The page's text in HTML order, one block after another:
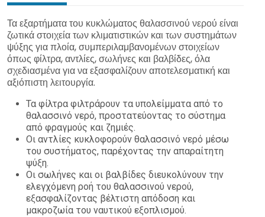
Τα εξαρτήματα του κυκλώματος θαλασσινού νερού είναι
ζωτικά στοιχεία των κλιματιστικών και των συστημάτων
ψύξης για πλοία, συμπεριλαμβανομένων στοιχείων
όπως φίλτρα, αντλίες, σωλήνες και βαλβίδες, όλα
σχεδιασμένα για να εξασφαλίζουν αποτελεσματική και
αξιόπιστη λειτουργία.
Τα φίλτρα φιλτράρουν τα υπολείμματα από το
θαλασσινό νερό, προστατεύοντας το σύστημα
από φραγμούς και ζημιές.
Οι αντλίες κυκλοφορούν θαλασσινό νερό μέσω
του συστήματος, παρέχοντας την απαραίτητη
ψύξη.
Οι σωλήνες και οι βαλβίδες διευκολύνουν την
ελεγχόμενη ροή του θαλασσινού νερού,
εξασφαλίζοντας βέλτιστη απόδοση και
μακροζωία του ναυτικού εξοπλισμού.